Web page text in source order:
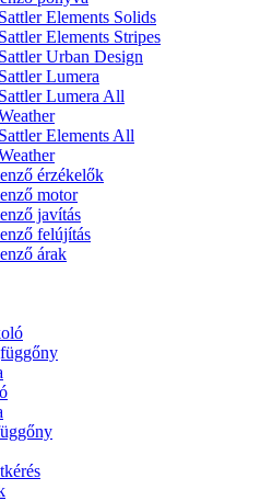
Sattler Elements Solids
Sattler Elements Stripes
Sattler Urban Design
Sattler Lumera
Sattler Lumera All
Sattler Elements All
érzékelők
motor
javítás
felújítás
árak